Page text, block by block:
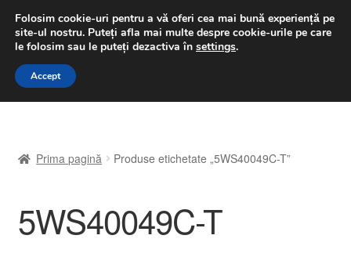
LIVRARE de la 33 lei
luni-vineri 9 a.m. - 4 p.m.031 229 6816
Sari
Sari
A lua legatura
Contul meu
Prima pagină Produse etichetate „5WS40049C-T”
5WS40049C-T
Folosim cookie-uri pentru a vă oferi cea mai bună experiență pe
site-ul nostru. Puteți afla mai multe despre cookie-urile pe care
le folosim sau le puteți dezactiva în settings.
Accept